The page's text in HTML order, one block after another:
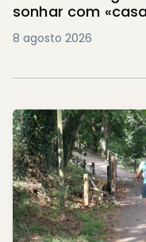
sonhar com
8 agosto 2026